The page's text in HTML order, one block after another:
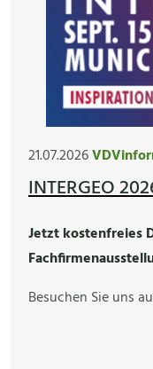
21.07.2026
INTERGEO
Jetzt kostenfreies
Besuchen Sie uns